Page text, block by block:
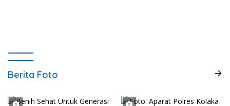
Berita Foto